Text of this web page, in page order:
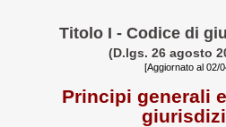
Titolo I - Codice di
(D.lgs. 26 agosto
[Aggiornato al 02/
Principi generali